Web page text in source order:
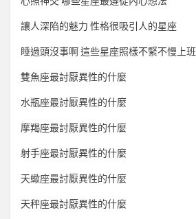
讓人深陷的魅力 性格很吸引人的星座
睡過頭沒事啊 這些星座照樣不緊不慢上班
雙魚座最討厭異性的什麼
水瓶座最討厭異性的什麼
摩羯座最討厭異性的什麼
射手座最討厭異性的什麼
天蠍座最討厭異性的什麼
天秤座最討厭異性的什麼